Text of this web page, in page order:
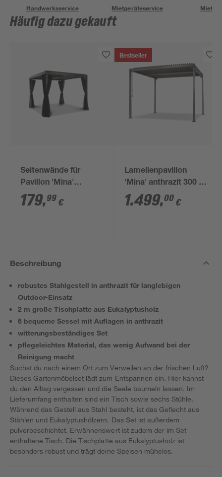
Handwerksservice Mietgeräteservice
Häufig dazu gekauft
Seitenwände für
Pavillon 'Mina'
schwarz 4er-Set
179,99 €
Bestseller
Lamellenpavillon
'Mina' anthrazit 300 x
230 x 300 cm
1.499,00 €
Beschreibung
robustes Stahlgestell in anthrazit für langlebigen
Outdoor-Einsatz
2 m große Tischplatte aus Eukalyptusholz
6 bequeme Sessel mit Auflagen in anthrazit
witterungsbeständiges Set
pflegeleichtes Material, das wenig Aufwand bei der
Reinigung macht
Suchst du nach einem Ort zum Verweilen an der frischen Luft?
Dieses Gartenmöbelset lädt zum Entspannen ein. Hier kannst
du den Alltag vergessen und die Seele baumeln lassen. Im
Lieferumfang enthalten sind ein Tisch sowie sechs Stühle.
Während das Gestell aus Stahl besteht, ist das Geflecht aus
Stählen und Eukalyptushölzern. Das Set ist außerdem
pulverbeschichtet. Erwähnenswert ist zudem der im Set
enthaltene Tisch. Die Tischplatte aus Eukalyptusholz ist
besonders robust und trägt deine Speisen mühelos.